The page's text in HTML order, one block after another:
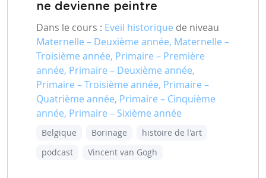
ne devienne peintre
Dans le cours : Eveil historique de niveau
Maternelle – Deuxième année, Maternelle –
Troisième année, Primaire – Première
année, Primaire – Deuxième année,
Primaire – Troisième année, Primaire –
Quatrième année, Primaire – Cinquième
année, Primaire – Sixième année
Belgique Borinage
histoire de l'art
podcast
Vincent van Gogh